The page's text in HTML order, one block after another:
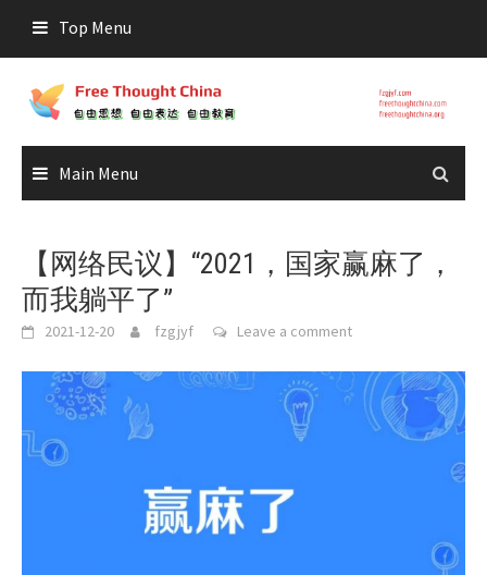
content
Top Menu
Main Menu
【网络民议】“2021，国家赢麻了，
而我躺平了”
2021-12-20 fzgjyf Leave a comment